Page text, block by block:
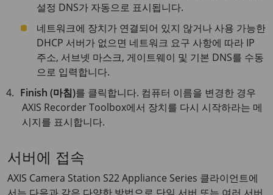
설정 DNS가 자동으로 표시됩니다.
네트워크에 장치가 연결되어 있지 않거나 사용 가능한
DHCP 서버가 없으면 네트워크 요구 사항에 따라 IP
주소, 서브넷 마스크, 게이트웨이 및 기본 DNS를 수동
으로 입력합니다.
Finish (마침)를 클릭합니다. 컴퓨터 이름을 변경한 경우
AXIS Recorder Toolbox에서 장치를 다시 시작하라는 메
시지를 표시합니다.
서버에 접속
AXIS Camera Station S22 Appliance Series 클라이언트에